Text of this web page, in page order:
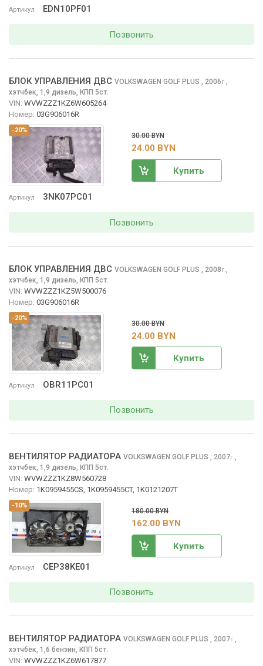
Артикул EDN10PF01
Позвонить
-20%
Артикул 3NK07PC01
БЛОК УПРАВЛЕНИЯ ДВС VOLKSWAGEN GOLF PLUS , 2006г.,
хэтчбек, 1,9 дизель, КПП 5ст.
VIN: WVWZZZ1KZ6W605264
Номер: 03G906016R
30.00 BYN
24.00 BYN
Купить
Позвонить
-20%
Артикул OBR11PC01
БЛОК УПРАВЛЕНИЯ ДВС VOLKSWAGEN GOLF PLUS , 2008г.
хэтчбек, 1,9 дизель, КПП 5ст.
VIN: WVWZZZ1KZ5W500076
Номер: 03G906016R
30.00 BYN
24.00 BYN
Купить
Позвонить
-10%
Артикул CEP38KE01
ВЕНТИЛЯТОР РАДИАТОРА VOLKSWAGEN GOLF PLUS , 2007г.,
хэтчбек, 1,9 дизель, КПП 5ст.
VIN: WVWZZZ1KZ8W560728
Номер: 1K0959455CS, 1K0959455CT, 1K0121207T
180.00 BYN
162.00 BYN
Купить
Позвонить
ВЕНТИЛЯТОР РАДИАТОРА VOLKSWAGEN GOLF PLUS , 2007г.,
хэтчбек, 1,6 бензин, КПП 5ст.
VIN: WVWZZZ1KZ6W617877